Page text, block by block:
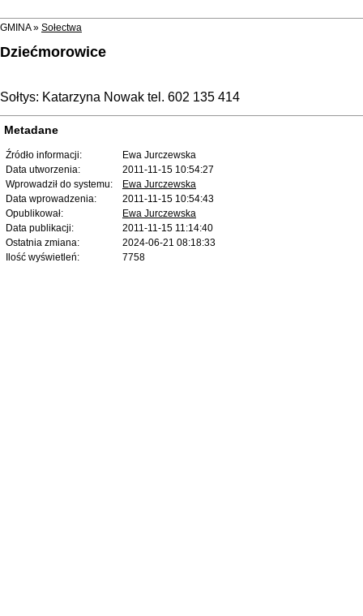
GMINA » Sołectwa
Dziećmorowice
Sołtys: Katarzyna Nowak tel. 602 135 414
Metadane
Źródło informacji:
Ewa Jurczewska
Data utworzenia:
2011-11-15 10:54:27
Wprowadził do systemu:
Ewa Jurczewska
Data wprowadzenia:
2011-11-15 10:54:43
Opublikował:
Ewa Jurczewska
Data publikacji:
2011-11-15 11:14:40
Ostatnia zmiana:
2024-06-21 08:18:33
Ilość wyświetleń:
7758